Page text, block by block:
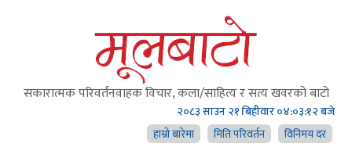
सकारात्मक परिवर्तनवाहक विचार, कला/साहित्य र सत्य खवरको बाटाे
२०८३ साउन २१ बिहीवार०४:०३:१४ बजे
हाम्राे बारेमा
मिति परिवर्तन विनिमय दर